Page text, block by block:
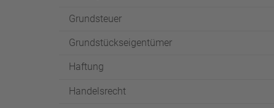
Grundsteuer
Grundstückseigentümer
Haftung
Handelsrecht